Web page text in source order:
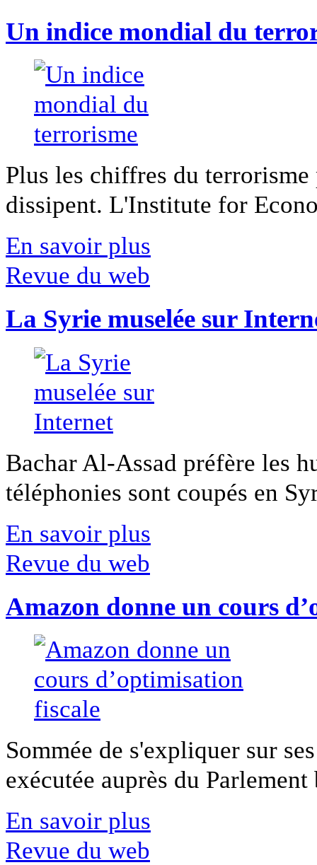
Un indice mondial du
Plus les chiffres du
dissipent. L'Institute for
En savoir plus
Revue du web
La Syrie muselée sur
Bachar Al-Assad préfère les
téléphonies sont coupés en
En savoir plus
Revue du web
Amazon donne un cours
Sommée de s'expliquer sur
exécutée auprès du
En savoir plus
Revue du web